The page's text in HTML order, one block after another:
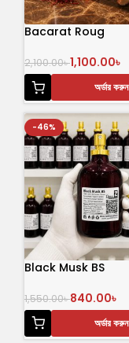
Bacarat Roug
2,100.00৳1,100.00৳
অর্ডার করুন
-46%
Black Musk BS
1,550.00৳840.00৳
অর্ডার করুন